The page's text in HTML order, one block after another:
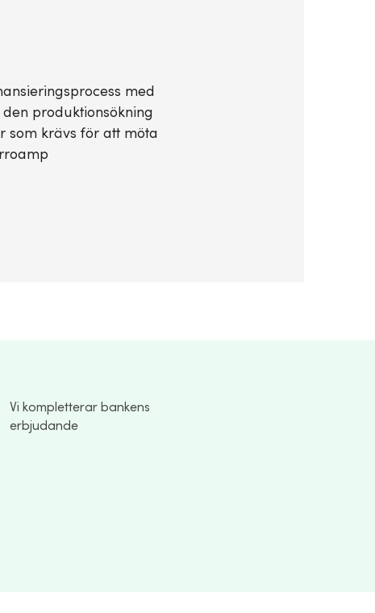
med
produktionsökning
som krävs för att möta
Vi kompletterar bankens
erbjudande